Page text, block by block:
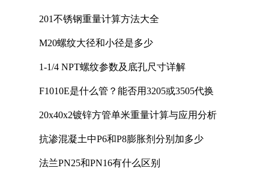
201不锈钢重量计算方法大全
M20螺纹大径和小径是多少
1-1/4 NPT螺纹参数及底孔尺寸详解
F1010E是什么管？能否用3205或3505代换
20x40x2镀锌方管单米重量计算与应用分析
抗渗混凝土中P6和P8膨胀剂分别加多少
法兰PN25和PN16有什么区别